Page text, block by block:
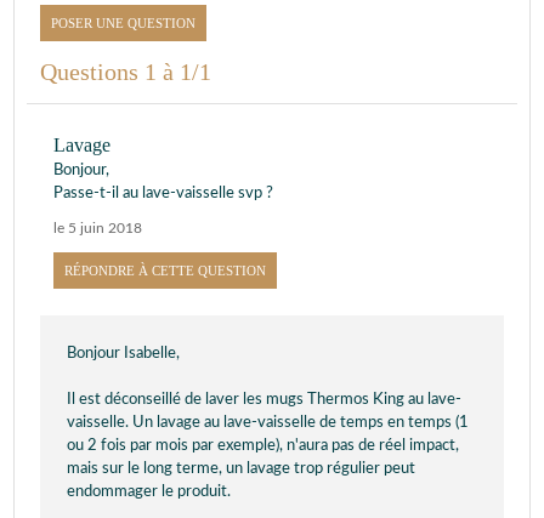
POSER UNE QUESTION
Questions 1 à 1/1
Lavage
Bonjour,
Passe-t-il au lave-vaisselle svp ?
le 5 juin 2018
RÉPONDRE À CETTE QUESTION
Bonjour Isabelle,
Il est déconseillé de laver les mugs Thermos King au lave-
vaisselle. Un lavage au lave-vaisselle de temps en temps (1
ou 2 fois par mois par exemple), n'aura pas de réel impact,
mais sur le long terme, un lavage trop régulier peut
endommager le produit.